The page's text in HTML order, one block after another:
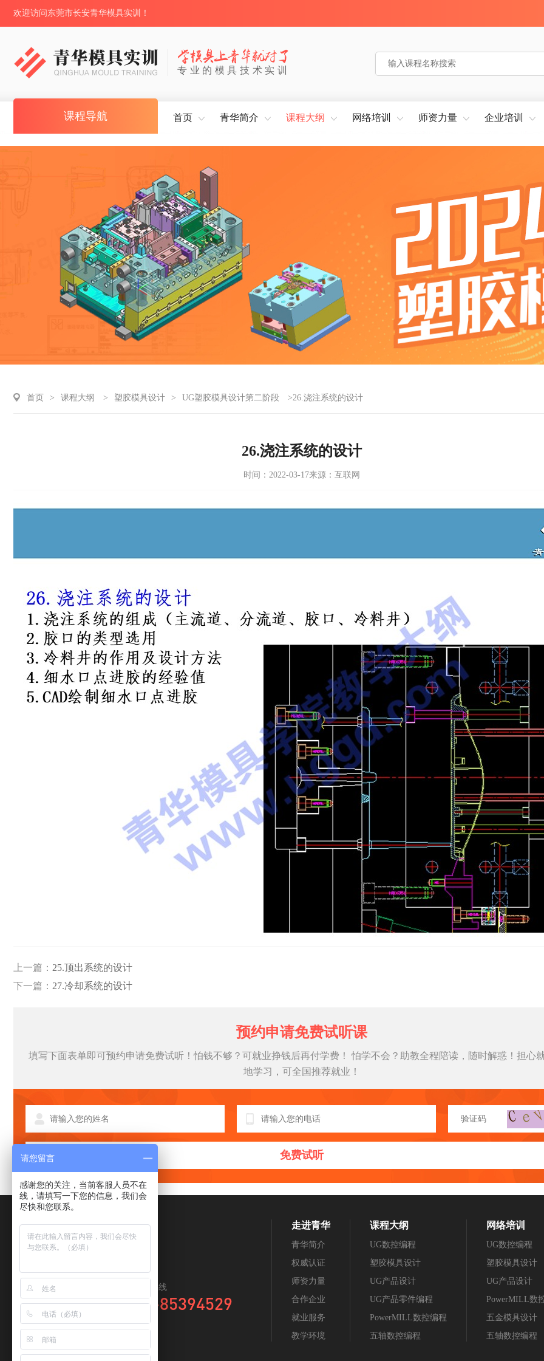
欢迎访问东莞市长安青华模具实训！
专业的模具技术实训
课程导航 首页 青华简介 课程大纲 网络培训 师资力量 企业培训
首页 > 课程大纲 > 塑胶模具设计 > UG塑胶模具设计第二阶段 >26.浇注系统的设计
26.浇注系统的设计
时间：2022-03-17来源：互联网
上一篇： 25.顶出系统的设计
下一篇： 27.冷却系统的设计
预约申请免费试听课
填写下面表单即可预约申请免费试听！怕钱不够？可就业挣钱后再付学费！ 怕学不会？助教全程陪读，随时解惑！担心
地学习，可全国推荐就业！
免费试听
全国咨询热线
0769-85394529
走进青华
青华简介
权威认证
师资力量
合作企业
就业服务
教学环境
课程大纲
UG数控编程
塑胶模具设计
UG产品设计
UG产品零件编程
PowerMILL数控编程
五轴数控编程
网络培训
UG数控编程
塑胶模具设计
UG产品设计
PowerMILL数
五金模具设计
五轴数控编程
请您留言
感谢您的关注，当前客服人员不在
线，请填写一下您的信息，我们会
尽快和您联系。